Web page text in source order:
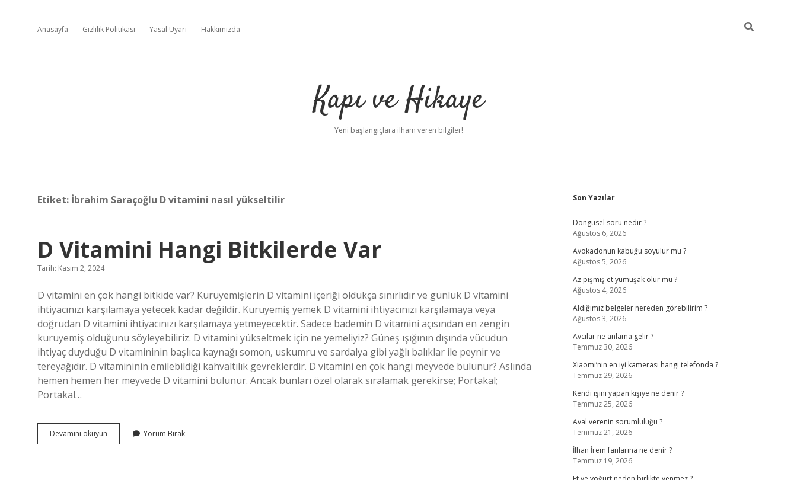
Anasayfa Gizlilik Politikası Yasal Uyarı Hakkımızda
Kapı ve Hikaye
Yeni başlangıçlara ilham veren bilgiler!
Etiket: İbrahim Saraçoğlu D vitamini nasıl yükseltilir
D Vitamini Hangi Bitkilerde Var
Tarih: Kasım 2, 2024
D vitamini en çok hangi bitkide var? Kuruyemişlerin D vitamini içeriği oldukça sınırlıdır ve günlük D vitamini
ihtiyacınızı karşılamaya yetecek kadar değildir. Kuruyemiş yemek D vitamini ihtiyacınızı karşılamaya veya
doğrudan D vitamini ihtiyacınızı karşılamaya yetmeyecektir. Sadece bademin D vitamini açısından en zengin
kuruyemiş olduğunu söyleyebiliriz. D vitamini yükseltmek için ne yemeliyiz? Güneş ışığının dışında vücudun
ihtiyaç duyduğu D vitamininin başlıca kaynağı somon, uskumru ve sardalya gibi yağlı balıklar ile peynir ve
tereyağıdır. D vitamininin emilebildiği kahvaltılık gevreklerdir. D vitamini en çok hangi meyvede bulunur? Aslında
hemen hemen her meyvede D vitamini bulunur. Ancak bunları özel olarak sıralamak gerekirse; Portakal;
Portakal…
Devamını okuyun
Vitamini
Yorum Bırak
Sidebar
Son Yazılar
Döngüsel soru nedir ?
Ağustos 6, 2026
Avokadonun kabuğu soyulur mu ?
Ağustos 5, 2026
Az pişmiş et yumuşak olur mu ?
Ağustos 4, 2026
Aldığımız belgeler nereden görebilirim ?
Ağustos 3, 2026
Avcılar ne anlama gelir ?
Temmuz 30, 2026
Xiaomi’nin en iyi kamerası hangi telefonda ?
Temmuz 29, 2026
Kendi işini yapan kişiye ne denir ?
Temmuz 25, 2026
Aval verenin sorumluluğu ?
Temmuz 21, 2026
İlhan İrem fanlarına ne denir ?
Temmuz 19, 2026